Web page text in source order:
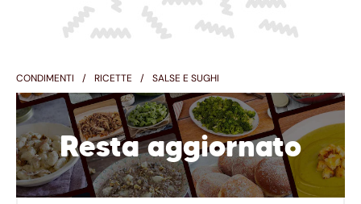
CONDIMENTI RICETTE SALSE E SUGHI
Resta aggiornato